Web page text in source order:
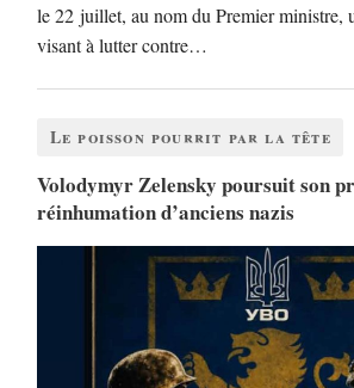
le 22 juillet, au nom du Premier ministre,
visant à lutter contre…
Le poisson pourrit par la tête
Volodymyr Zelensky poursuit son
réinhumation d’anciens nazis